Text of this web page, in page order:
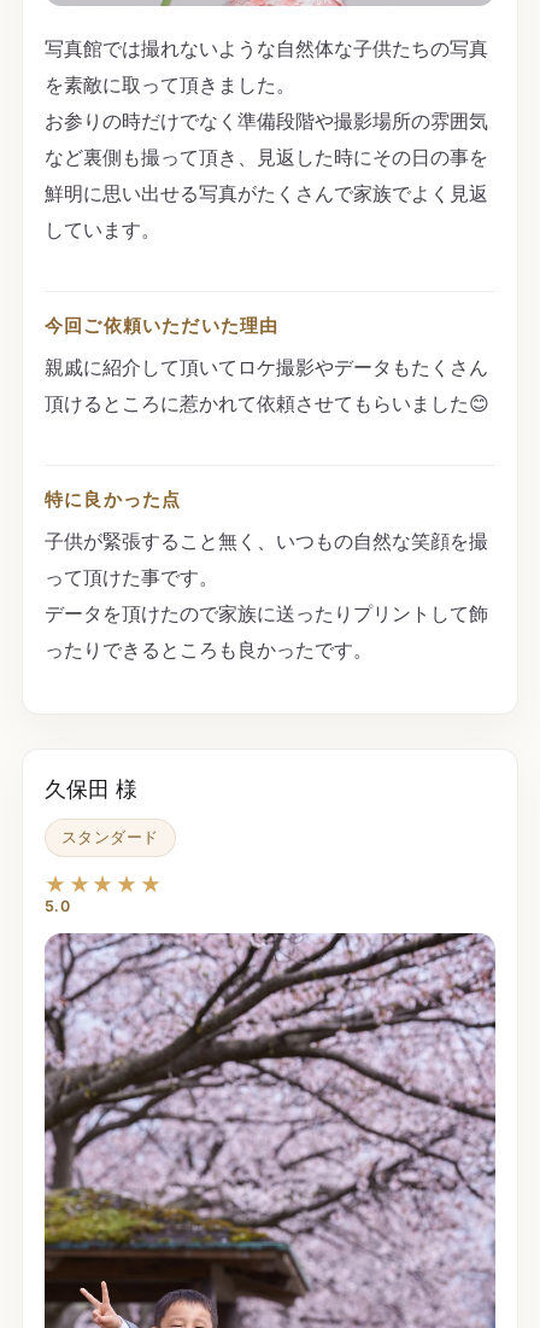
写真館では撮れないような自然体な子供たちの写真
を素敵に取って頂きました。
お参りの時だけでなく準備段階や撮影場所の雰囲気
など裏側も撮って頂き、見返した時にその日の事を
鮮明に思い出せる写真がたくさんで家族でよく見返
しています。
今回ご依頼いただいた理由
親戚に紹介して頂いてロケ撮影やデータもたくさん
頂けるところに惹かれて依頼させてもらいました😊
特に良かった点
子供が緊張すること無く、いつもの自然な笑顔を撮
って頂けた事です。
データを頂けたので家族に送ったりプリントして飾
ったりできるところも良かったです。
久保田 様
スタンダード
★★★★★
5.0